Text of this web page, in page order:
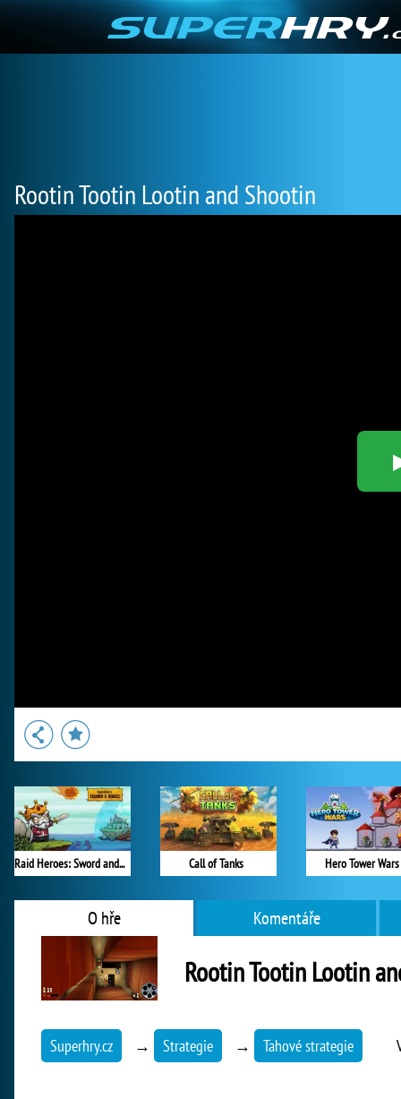
Rootin Tootin Lootin and Shootin
Raid Heroes: Sword and Magic Call of Tanks Hero Tower Wars
O hře Komentáře
Rootin Tootin Lootin
Superhry.cz → Strategie → Tahové strategie